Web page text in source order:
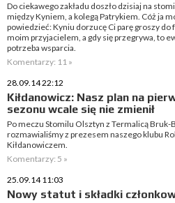
Do ciekawego zakładu doszło dzisiaj na
między Kyniem, a kolegą Patrykiem. Cóż ja
powiedzieć: Kyniu dorzucę Ci parę groszy do
moim przyjacielem, a gdy się przegrywa, to
potrzeba wsparcia.
Komentarzy: 11 »
28.09.14 22:12
Kiłdanowicz: Nasz plan na
sezonu wcale się nie zmienił
Po meczu Stomilu Olsztyn z Termalicą Bruk-
rozmawialiśmy z prezesem naszego klubu
Kiłdanowiczem.
Komentarzy: 5 »
25.09.14 11:03
Nowy statut i składki